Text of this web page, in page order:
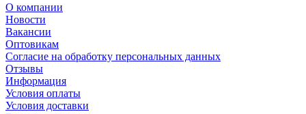
О компании
Новости
Вакансии
Оптовикам
Cогласие на обработку персональных данных
Отзывы
Информация
Условия оплаты
Условия доставки